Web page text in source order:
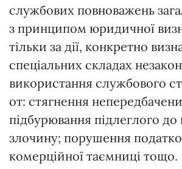
службових повноважень
з принципом юридичної
тільки за дії, конкретно
спеціальних складах
використання службового
от: стягнення
підбурювання підлеглого
злочину; порушення
комерційної таємниці тощо.